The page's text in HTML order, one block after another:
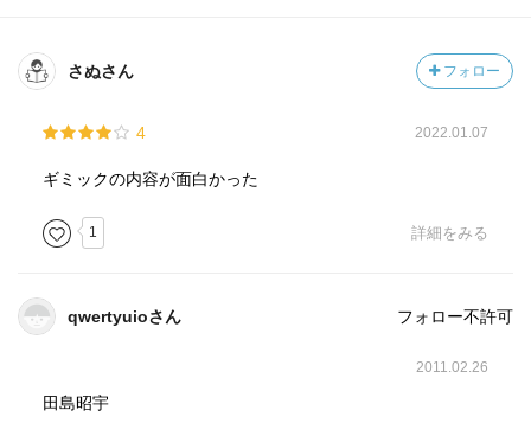
さぬさん フォロー
4 2022.01.07
ギミックの内容が面白かった
1 詳細をみる
qwertyuioさん フォロー不許可
2011.02.26
田島昭宇